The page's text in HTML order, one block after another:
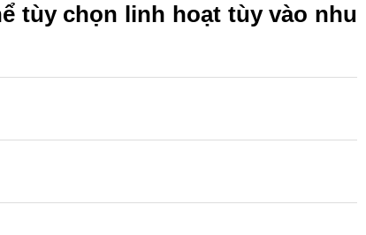
tùy chọn linh hoạt tùy vào nhu